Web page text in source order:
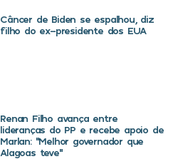
Câncer de Biden se espalhou, diz
filho do ex-presidente dos EUA
Renan Filho avança entre
lideranças do PP e recebe apoio de
Marlan: “Melhor governador que
Alagoas teve”